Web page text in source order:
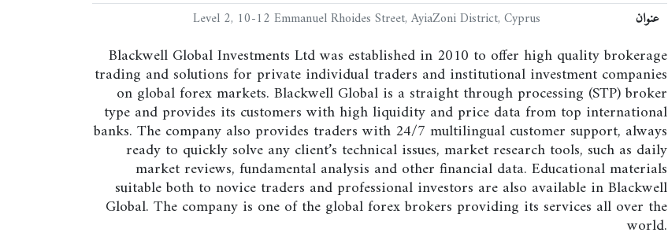
Level 2, 10-12 Emmanuel Rhoides Street, AyiaZoni District, Cyprus
عنوان
Blackwell Global Investments Ltd was established in 2010 to offer high quality brokerage
trading and solutions for private individual traders and institutional investment companies
on global forex markets. Blackwell Global is a straight through processing (STP) broker
type and provides its customers with high liquidity and price data from top international
banks. The company also provides traders with 24/7 multilingual customer support, always
ready to quickly solve any client’s technical issues, market research tools, such as daily
market reviews, fundamental analysis and other financial data. Educational materials
suitable both to novice traders and professional investors are also available in Blackwell
Global. The company is one of the global forex brokers providing its services all over the
world.